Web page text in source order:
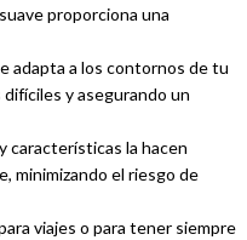
proporciona una
adapta a los contornos de tu
y asegurando un
características la hacen
minimizando el riesgo de
viajes o para tener siempre